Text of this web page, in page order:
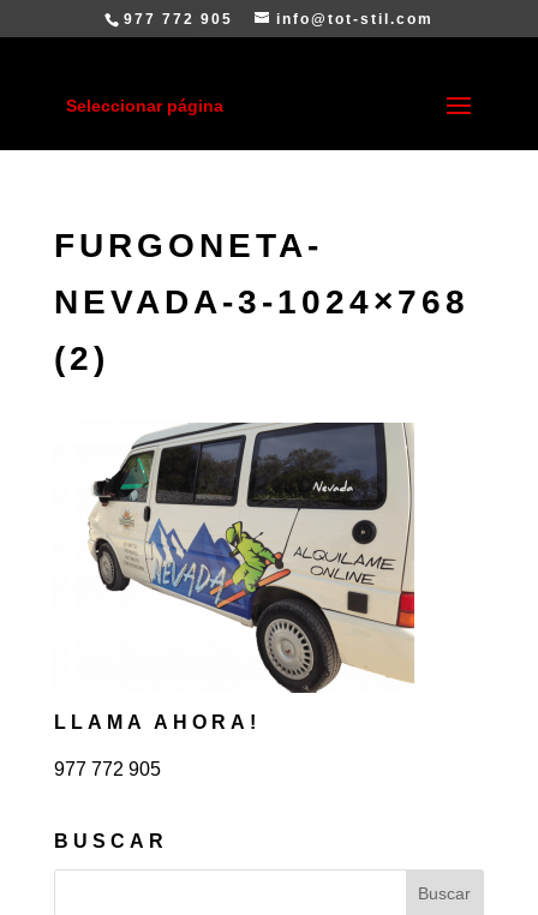
977 772 905 info@tot-stil.com
Seleccionar página
FURGONETA-
NEVADA-3-1024×768
(2)
LLAMA AHORA!
977 772 905
BUSCAR